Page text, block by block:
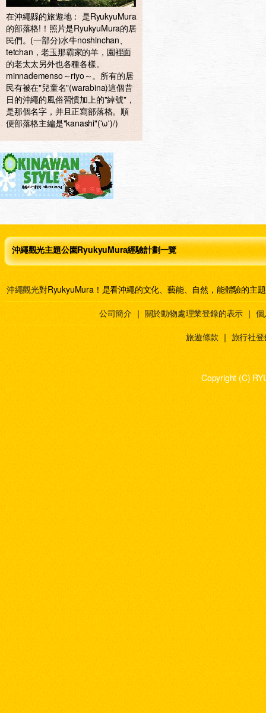
在沖繩縣的旅遊地： 是RyukyuMura
的部落格!！照片是RyukyuMura的居
民們。(一部分)水牛noshinchan、
tetchan，老玉那霸家的羊，園裡面
的老太太另外也各種各樣。
minnademenso～riyo～。所有的居
民有被在"兒童名"(warabina)這個昔
日的沖繩的風俗習慣加上的"綽號"，
是那個名字，并且正寫部落格。順
便部落格主編是"kanashi"('ω')/)
沖繩觀光主題公園RyukyuMura經驗計劃一覽
沖繩觀光對RyukyuMura！是看沖繩的文化、藝能、自然，能體驗的主
公司簡介 ｜ 關於動物處理業登錄的表示 ｜
旅遊條款 ｜ 旅行社
Copyright (C)